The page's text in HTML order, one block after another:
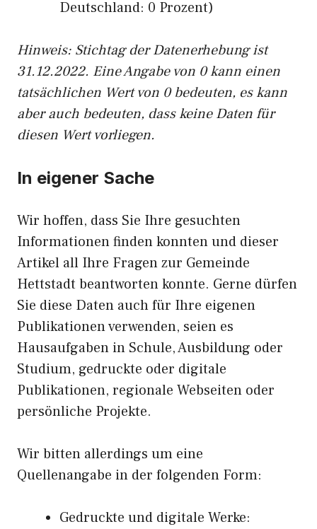
Deutschland: 0 Prozent)
Hinweis: Stichtag der Datenerhebung ist
31.12.2022. Eine Angabe von 0 kann einen
tatsächlichen Wert von 0 bedeuten, es kann
aber auch bedeuten, dass keine Daten für
diesen Wert vorliegen.
In eigener Sache
Wir hoffen, dass Sie Ihre gesuchten
Informationen finden konnten und dieser
Artikel all Ihre Fragen zur Gemeinde
Hettstadt beantworten konnte. Gerne dürfen
Sie diese Daten auch für Ihre eigenen
Publikationen verwenden, seien es
Hausaufgaben in Schule, Ausbildung oder
Studium, gedruckte oder digitale
Publikationen, regionale Webseiten oder
persönliche Projekte.
Wir bitten allerdings um eine
Quellenangabe in der folgenden Form:
Gedruckte und digitale Werke: